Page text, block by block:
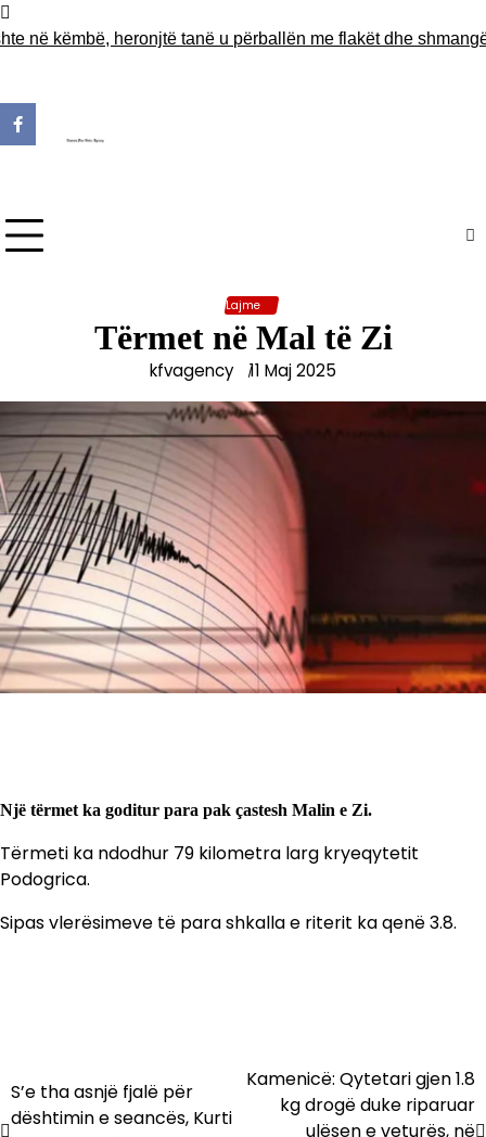
Skip
to këmbë, heronjtë tanë u përballën me flakët dhe shmangën
Lajme
Tërmet në Mal të Zi
kfvagency 11 Maj 2025
Një tërmet ka goditur para pak çastesh Malin e Zi.
Tërmeti ka ndodhur 79 kilometra larg kryeqytetit
Podogrica.
Sipas vlerësimeve të para shkalla e riterit ka qenë 3.8.
Lëvizje
te
S’e tha asnjë fjalë për
dështimin e seancës, Kurti
Kamenicë: Qytetari gjen 1.8
kg drogë duke riparuar
ulësen e veturës, në